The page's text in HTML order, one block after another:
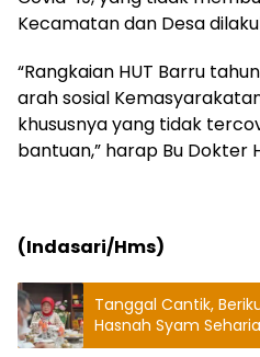
Kecamatan dan Desa
“Rangkaian HUT Barru
arah sosial
khususnya yang tidak
bantuan,” harap Bu Dokter
(Indasari/Hms)
Tanggal Cantik,
Hasnah Syam